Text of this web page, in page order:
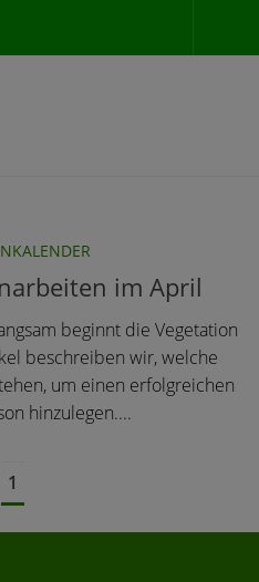
im April
beginnt die Vegetation
beschreiben wir, welche
um einen erfolgreichen
hinzulegen....
1